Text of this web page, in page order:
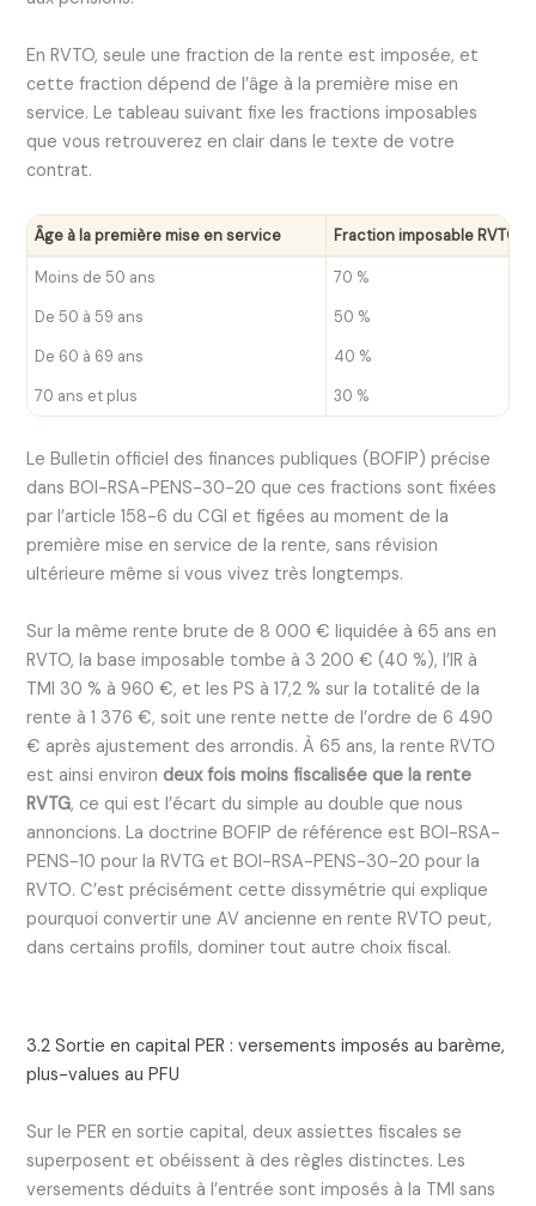
En RVTO, seule une fraction de la rente est imposée, et
cette fraction dépend de l’âge à la première mise en
service. Le tableau suivant fixe les fractions imposables
que vous retrouverez en clair dans le texte de votre
contrat.
Âge à la première mise en service Fraction imposable RVTO
Moins de 50 ans
70 %
De 50 à 59 ans
50 %
De 60 à 69 ans
40 %
70 ans et plus
30 %
Le Bulletin officiel des finances publiques (BOFIP) précise
dans BOI-RSA-PENS-30-20 que ces fractions sont fixées
par l’article 158-6 du CGI et figées au moment de la
première mise en service de la rente, sans révision
ultérieure même si vous vivez très longtemps.
Sur la même rente brute de 8 000 € liquidée à 65 ans en
RVTO, la base imposable tombe à 3 200 € (40 %), l’IR à
TMI 30 % à 960 €, et les PS à 17,2 % sur la totalité de la
rente à 1 376 €, soit une rente nette de l’ordre de 6 490
€ après ajustement des arrondis. À 65 ans, la rente RVTO
est ainsi environdeux fois moins fiscalisée que la rente
RVTG, ce qui est l’écart du simple au double que nous
annoncions. La doctrine BOFIP de référence est BOI-RSA-
PENS-10 pour la RVTG et BOI-RSA-PENS-30-20 pour la
RVTO. C’est précisément cette dissymétrie qui explique
pourquoi convertir une AV ancienne en rente RVTO peut,
dans certains profils, dominer tout autre choix fiscal.
3.2 Sortie en capital PER : versements imposés au barème,
plus-values au PFU
Sur le PER en sortie capital, deux assiettes fiscales se
superposent et obéissent à des règles distinctes. Les
versements déduits à l’entrée sont imposés à la TMI sans